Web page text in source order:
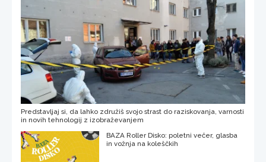
Predstavljaj si, da lahko združiš svojo strast do raziskovanja, varnosti
in novih tehnologij z izobraževanjem
BAZA Roller Disko: poletni večer, glasba
in vožnja na koleščkih